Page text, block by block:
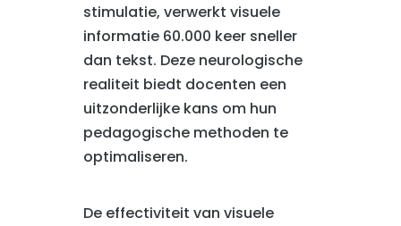
stimulatie, verwerkt visuele
informatie 60.000 keer sneller
dan tekst. Deze neurologische
realiteit biedt docenten een
uitzonderlijke kans om hun
pedagogische methoden te
optimaliseren.
De effectiviteit van visuele